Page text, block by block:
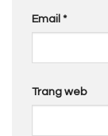
Email *
Trang web